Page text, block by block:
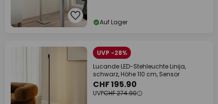
Auf Lager
UVP -28%
Lucande LED-Stehleuchte Linija,
schwarz, Höhe 110 cm, Sensor
CHF 195.90
UVPCHF 274.90